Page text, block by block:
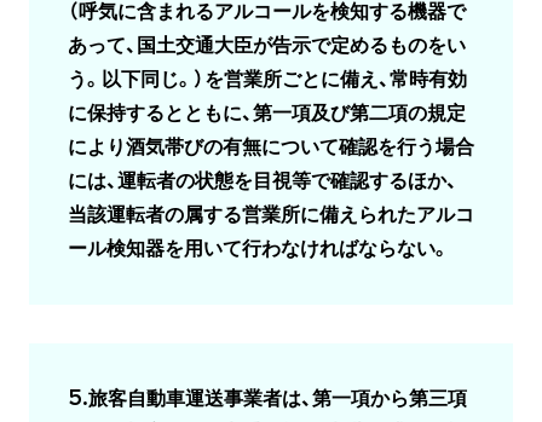
（呼気に含まれるアルコールを検知する機器で
あって、国土交通大臣が告示で定めるものをい
う。以下同じ。）を営業所ごとに備え、常時有効
に保持するとともに、第一項及び第二項の規定
により酒気帯びの有無について確認を行う場合
には、運転者の状態を目視等で確認するほか、
当該運転者の属する営業所に備えられたアルコ
ール検知器を用いて行わなければならない。
5.旅客自動車運送事業者は、第一項から第三項